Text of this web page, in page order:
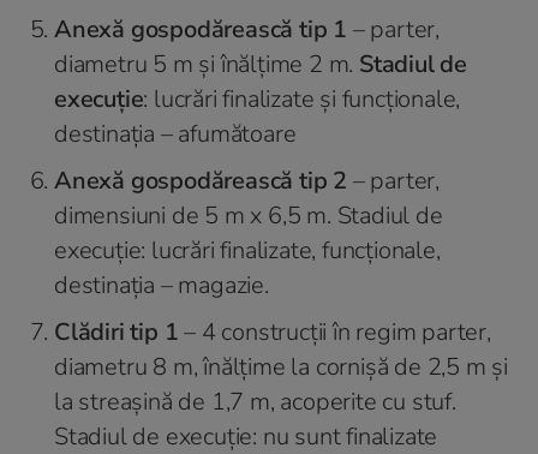
Anexă gospodărească tip 1 – parter,
diametru 5 m și înălțime 2 m. Stadiul de
execuție: lucrări finalizate și funcționale,
destinația – afumătoare
Anexă gospodărească tip 2 – parter,
dimensiuni de 5 m x 6,5 m. Stadiul de
execuție: lucrări finalizate, funcționale,
destinația – magazie.
Clădiri tip 1– 4 construcții în regim parter,
diametru 8 m, înălțime la cornișă de 2,5 m și
la streașină de 1,7 m, acoperite cu stuf.
Stadiul de execuție: nu sunt finalizate